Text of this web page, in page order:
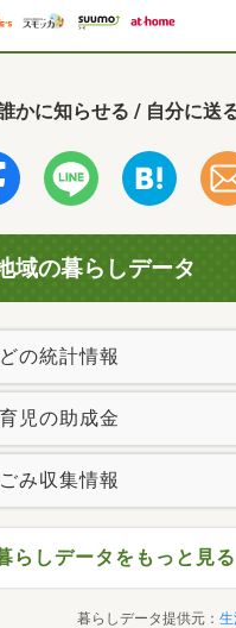
かに知らせる / 自分に送
域の暮らしデータ
の統計情報
児の助成金
み収集情報
らしデータをもっと見る
暮らしデータ提供元：